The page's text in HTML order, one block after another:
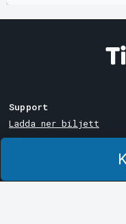
Support
Ladda ner biljett
Köp- och
Integritetspolicy